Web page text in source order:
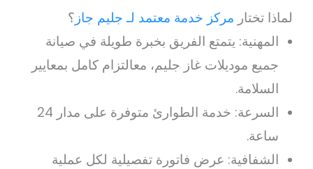
لماذا تختار مركز خدمة معتمد لـ جليم جاز ؟
المهنية: يتمتع الفريق بخبرة طويلة في صيانة
جميع موديلات غاز جليم، معالتزام كامل بمعايير
السلامة.
السرعة: خدمة الطوارئ متوفرة على مدار 24
ساعة.
الشفافية: عرض فاتورة تفصيلية لكل عملية